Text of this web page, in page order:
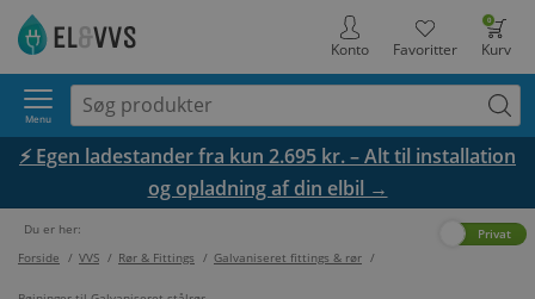
0
Kurv
Favoritter
Konto
Menu
⚡ Egen ladestander fra kun 2.695 kr. – Alt til installation
og opladning af din elbil →
Du er her:
Forside / VVS / Rør & Fittings / Galvaniseret fittings & rør /
Privat